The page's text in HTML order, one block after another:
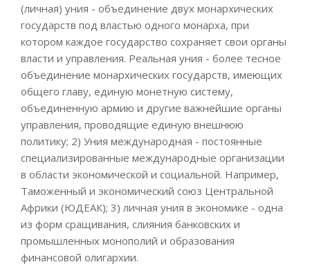
(личная) уния - объединение двух монархических
государств под властью одного монарха, при
котором каждое государство сохраняет свои органы
власти и управления. Реальная уния - более тесное
объединение монархических государств, имеющих
общего главу, единую монетную систему,
объединенную армию и другие важнейшие органы
управления, проводящие единую внешнюю
политику; 2) Уния международная - постоянные
специализированные международные организации
в области экономической и социальной. Например,
Таможенный и экономический союз Центральной
Африки (ЮДЕАК); 3) личная уния в экономике - одна
из форм сращивания, слияния банковских и
промышленных монополий и образования
финансовой олигархии.